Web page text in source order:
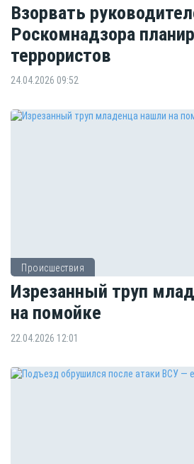
Взорвать
Роскомнадзора
террористов
24.04.2026 09:52
Происшествия
Изрезанный труп
на помойке
22.04.2026 12:01